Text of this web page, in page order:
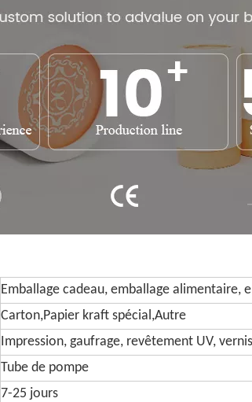
Emballage cadeau, emballage alimentaire,
Carton,Papier kraft spécial,Autre
Impression, gaufrage, revêtement UV,
Tube de pompe
7-25 jours